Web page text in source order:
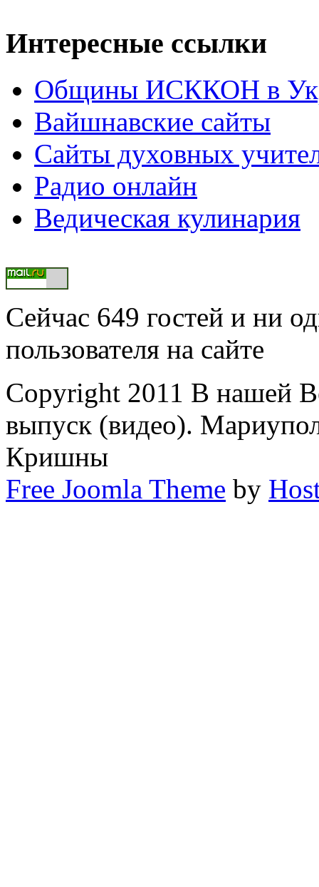
Интересные ссылки
Общины ИСККОН в
Вайшнавские сайты
Сайты духовных
Радио онлайн
Ведическая кулинария
Сейчас 649 гостей и ни
пользователя на сайте
Copyright 2011 В нашей
выпуск (видео).
Кришны
Free Joomla Theme by